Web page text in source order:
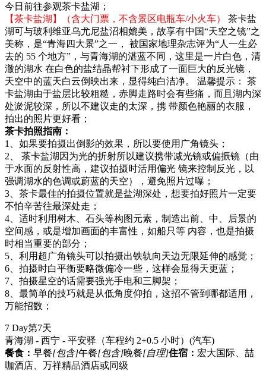
今日前往参观茶卡盐湖；
【茶卡盐湖】（含大门票，不含景区电瓶车/小火车） 茶卡盐
湖可与玻利维亚乌尤尼盐沼相媲美，故享有中国“天空之镜”之
美称，是“青海四大景”之一， 被国家地理杂志评为“人一生必
去的 55 个地方”，与青海湖的湛蓝不同，这里是一片白色，清
澈的湖水 在白色的盐结晶帮衬下形成了一面巨大的反光镜，
天空中的蓝天白云倒映出来，显得纯白洁净。 温馨提示： 茶
卡盐湖由于盐层比较粗糙，赤脚走路时会有些痛，而且湖内深
处淤泥较深，所以不建议走的太深，携 带颜色艳丽的衣服，
拍出的照片更好看；
茶卡拍照指南：
1、如果要拍摄出倒影的效果，所以要使用广角镜头；
2、 茶卡盐湖因为光的折射所以建议携带减光镜或偏振镜（由
于水面的反射性高，建议拍摄时活用偏光 镜来控制反光，以
强调湖水的色调或蔚蓝的天空），避免照片过曝；
3、茶卡最佳的拍摄位置就是盐湖深处，想要拍好照片一定要
不怕辛苦往最深处走；
4、适时利用树木、石头等构图元素，制造出前、中、后景的
空间感，或是增加画面的丰富性，如船只等 内容，也是拍摄
时相当重要的部分；
5、利用超广角镜头可以拍摄出铁轨向天边无限延伸的感觉；
6、拍摄时白平衡要略微偏冷一些，这样会显得天更蓝；
7、拍摄星空的话需要强光手电和三脚架；
8、最简单的技巧就是从低角度仰拍，这招不管到哪都适用，
万能招数；
7 Day第7天
青海湖 - 西宁 - 平安驿（车程约 2+0.5 小时） (汽车)
餐食： 早餐[包含]午餐[包含]晚餐[自理]住宿： 宏大国际、喆
咖酒店、万祥精品酒店或同级